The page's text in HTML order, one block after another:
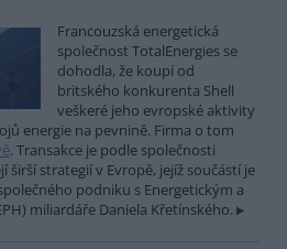
Francouzská energetická
společnost TotalEnergies se
dohodla, že koupí od
britského konkurenta Shell
veškeré jeho evropské aktivity
energie na pevnině. Firma o tom
. Transakce je podle společnosti
širší strategií v Evropě, jejíž součástí je
podniku s Energetickým a
miliardáře Daniela Křetínského.